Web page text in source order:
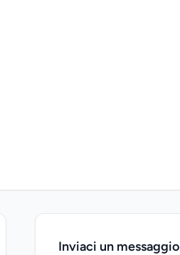
Inviaci un messaggio